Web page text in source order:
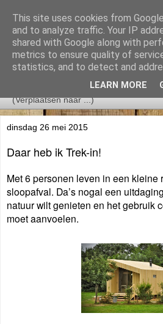
dinsdag 26 mei 2015
Daar heb ik Trek-in!
Met 6 personen leven in een kleine
sloopafval. Da’s nogal een
natuur wilt genieten en het gebruik
moet aanvoelen.
This site uses cookies from
and to analyze traffic. Your IP
shared with Google along with
metrics to ensure quality of
statistics, and to detect and
LEARN MORE